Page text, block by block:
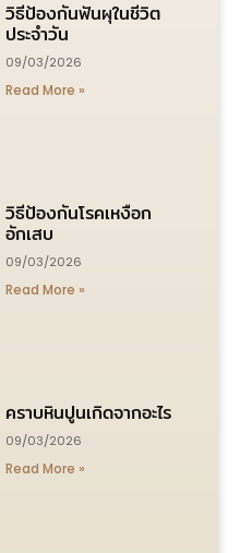
วิธีป้องกันฟันผุในชีวิต
ประจำวัน
09/03/2026
Read More »
วิธีป้องกันโรคเหงือก
อักเสบ
09/03/2026
Read More »
คราบหินปูนเกิดจากอะไร
09/03/2026
Read More »